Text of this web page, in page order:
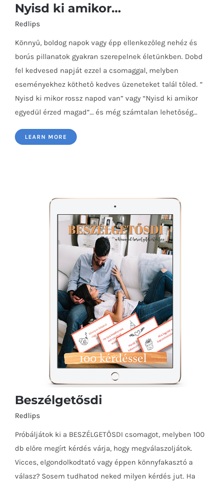
Nyisd ki amikor…
Nyisd ki amikor…
Redlips
Könnyű, boldog napok vagy épp ellenkezőleg nehéz és
borús pillanatok gyakran szerepelnek életünkben. Dobd
fel kedvesed napját ezzel a csomaggal, melyben
eseményekhez köthető kedves üzeneteket talál tőled. ”
Nyisd ki mikor rossz napod van” vagy “Nyisd ki amikor
egyedül érzed magad”… és még számtalan lehetőség…
LEARN MORE
Beszélgetősdi
Redlips
Próbáljátok ki a BESZÉLGETŐSDI csomagot, melyben 100
db előre megírt kérdés várja, hogy megválaszoljátok.
Vicces, elgondolkodtató vagy éppen könnyfakasztó a
válasz? Sosem tudhatod neked milyen kérdés jut. Ha